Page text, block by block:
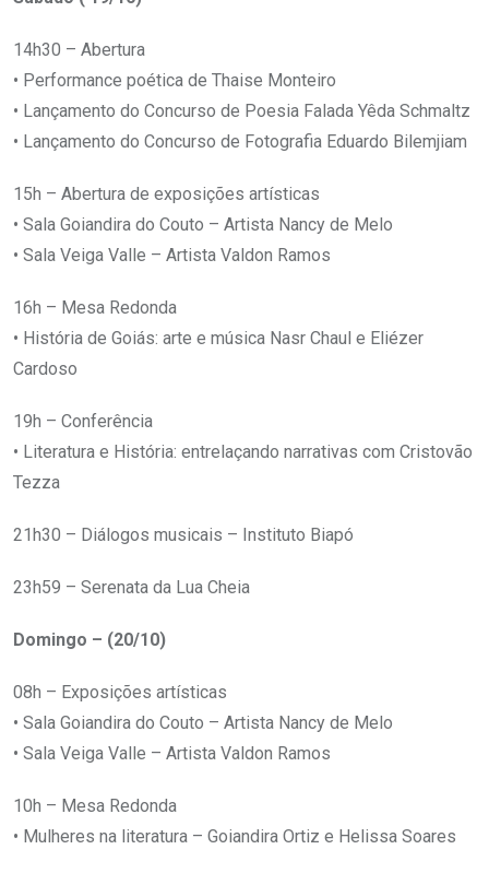
14h30 – Abertura
• Performance poética de Thaise Monteiro
• Lançamento do Concurso de Poesia Falada Yêda Schmaltz
• Lançamento do Concurso de Fotografia Eduardo Bilemjiam
15h – Abertura de exposições artísticas
• Sala Goiandira do Couto – Artista Nancy de Melo
• Sala Veiga Valle – Artista Valdon Ramos
16h – Mesa Redonda
• História de Goiás: arte e música Nasr Chaul e Eliézer
Cardoso
19h – Conferência
• Literatura e História: entrelaçando narrativas com Cristovão
Tezza
21h30 – Diálogos musicais – Instituto Biapó
23h59 – Serenata da Lua Cheia
Domingo – (20/10)
08h – Exposições artísticas
• Sala Goiandira do Couto – Artista Nancy de Melo
• Sala Veiga Valle – Artista Valdon Ramos
10h – Mesa Redonda
• Mulheres na literatura – Goiandira Ortiz e Helissa Soares